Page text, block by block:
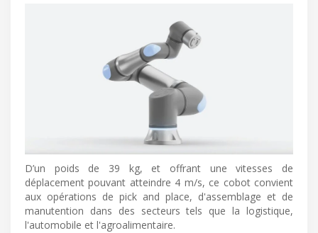
D’un poids de 39 kg, et offrant une vitesses de
déplacement pouvant atteindre 4 m/s, ce cobot convient
aux opérations de pick and place, d'assemblage et de
manutention dans des secteurs tels que la logistique,
l'automobile et l'agroalimentaire.